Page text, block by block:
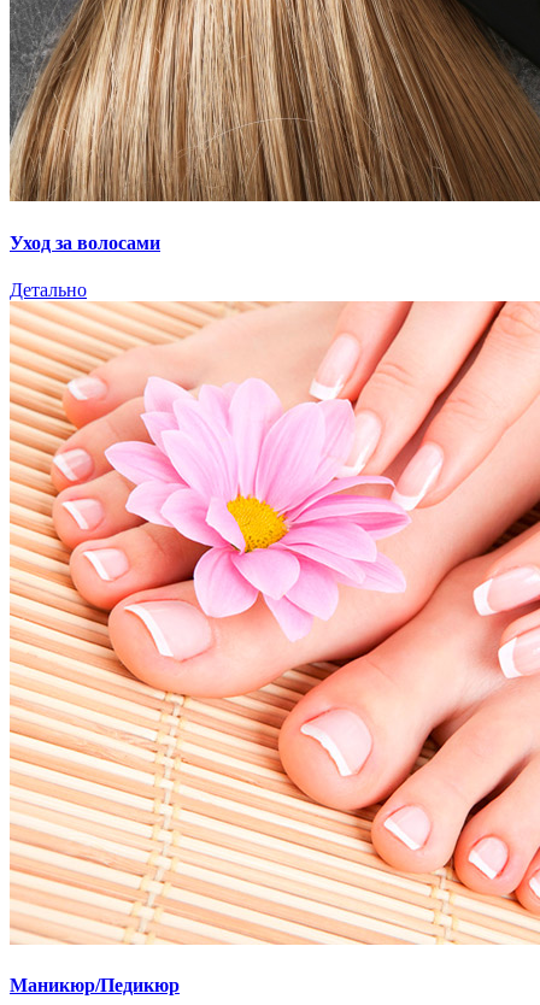
Уход за волосами
Детально
Маникюр/Педикюр